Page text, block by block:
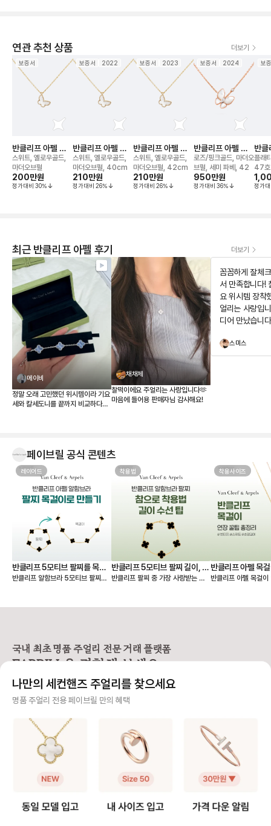
연관 추천 상품 더보기
보증서
반클리프 아펠 버
터플라이 네크리스
스위트, 옐로우골드,
마더오브펄
200만원
정가대비 30%
보증서 2022
반클리프 아펠 버
터플라이 네크리스
스위트, 옐로우골드,
마더오브펄, 40cm
210만원
정가대비 26%
보증서 2023
반클리프 아펠 버
터플라이 네크리스
스위트, 옐로우골드,
마더오브펄, 42cm
210만원
정가대비 26%
보증서 2024
반클리프 아펠 버
터플라이 투 네크
리스
로즈/핑크골드, 마더오
브펄, 세미 파베, 42
950만원
정가대비 36%
보
반클
스텔
플래
47호
정가
최근 반클리프 아펠 후기 더보기
메이비
정말 오래 고민했던 위시템이라 기요
세와 칼세도니를 끝까지 비교하다가
템’이라고 하는지 알 것 같습니다 💎
무엇보다 페이브릴에서 여러 매물을
한 번에 비교할 수 있어서 연식, 컨디
션, 구성품, 가격까지 꼼꼼하게 따져
보고 가장 마음에 드는 제품을 선택
할 수 있었던 점이 좋았습니다. 좋은
첫 반클리프를 기분 좋게 들이게 되
었네요. 오래오래 아껴 차겠습니다!
채채체
찰떡이에요 주얼리는 사랑입니다🫶
마음에 들어용 판매자님 감사해요!
꼼꼼하게 잘체
서 만족합니다!
요 위시템 장착
얼리는 사랑입
디어 만났습니
뻐요스미스
페이브릴 공식 콘텐츠
레이어드
반클리프 5모티브 팔찌를 목걸
이로 만들기 - 실착비교, 연장체
반클리프 알함브라 5모티브 팔찌를
10모티브 목걸이가 하나 더 생긴 기
프 팔찌를 목걸이로 바꾸는 방법
1️⃣ 6모티브 목걸이 반클리프 알함브
팔찌 + 알함브라 빈티지 목걸이) -
팔찌 고리를 → 목걸이 클로버 쪽에
걸어주세요. - 목걸이 고리를 → 팔
인으로 5모티브 목걸이 - 연장체인
을 별도로 구매, 팔찌에 연결하여 목
걸이로 활용해요. 반클리프 5모티브
연장체인 등으로 키워드 검색해보시
면 구매 가능한 체인들을 별도 구매
상까지 맞춤으로 가능하니 원하는 스
착용법
반클리프 5모티브 팔찌 길이, 착
용팁-참으로 착용 vs 길이 수선
반클리프 팔찌 중 가장 사랑받는 제
닉스 모델 등 매장 구매 시 웨이팅 디
즈를 선택할 수 없고 총 길이 19cm
로 스펙이 동일해요. 손목이 얇은 분
요, 저 역시 오닉스 5모티브 팔찌를
😉 [반클리프 알함브라 5모티브 팔
· 클로버 안쪽에 잠금 고리를 걸어 참
처럼 연출하는 방법 · 클로버가 찰랑
거려 매력적이고 길이 수선이 필요
없음 · 다만, 혼자 착용하거나 뺄 때
조금 불편 2️⃣ AS로 길이 수선하기 ·
이는 방법 · 클로버 간격이 좁아져 손
가능 · 보통은 참으로 착용하다가 불
편하면 수선하는 경우가 많음 💁‍♀️ 길
착용사이즈
반클리프 아펠 목
총정리
반클리프 아펠 목걸
해 드릴 거예요 ✨ 그중에서도 특히
티브를 기준으로 양
크기가 작아 2·3cm
호되는 편이에요! 특히 빈티지는 4
cm, 스위트는 2cm
고리를 활용해 순정
이에요. 인기 모델인 빈티지 알함브
인의 길이는 42cm
연장을 하게 되면 42cm와 46cm
국내 최초 명품 주얼리 전문 거래 플랫폼
FABRILL을 경험해 보세요.
사기 걱정 없는 안전 결제
니면 반환해 드려요.
주얼리 전문 이중 검수
주얼리 검수에 특화된 페이브릴 검수팀과 전문 감정사가 컨디션 및 정품 여부를 철저하고 꼼꼼하
게 확인해요.
주얼리 전문 지식을 토대로 사이즈, 가격대 등 주얼리를 거래하며 궁금할 수 있는 내용에 대한 밀
나만의 세컨핸즈 주얼리를 찾으세요
명품 주얼리 전용 페이브릴 만의 혜택